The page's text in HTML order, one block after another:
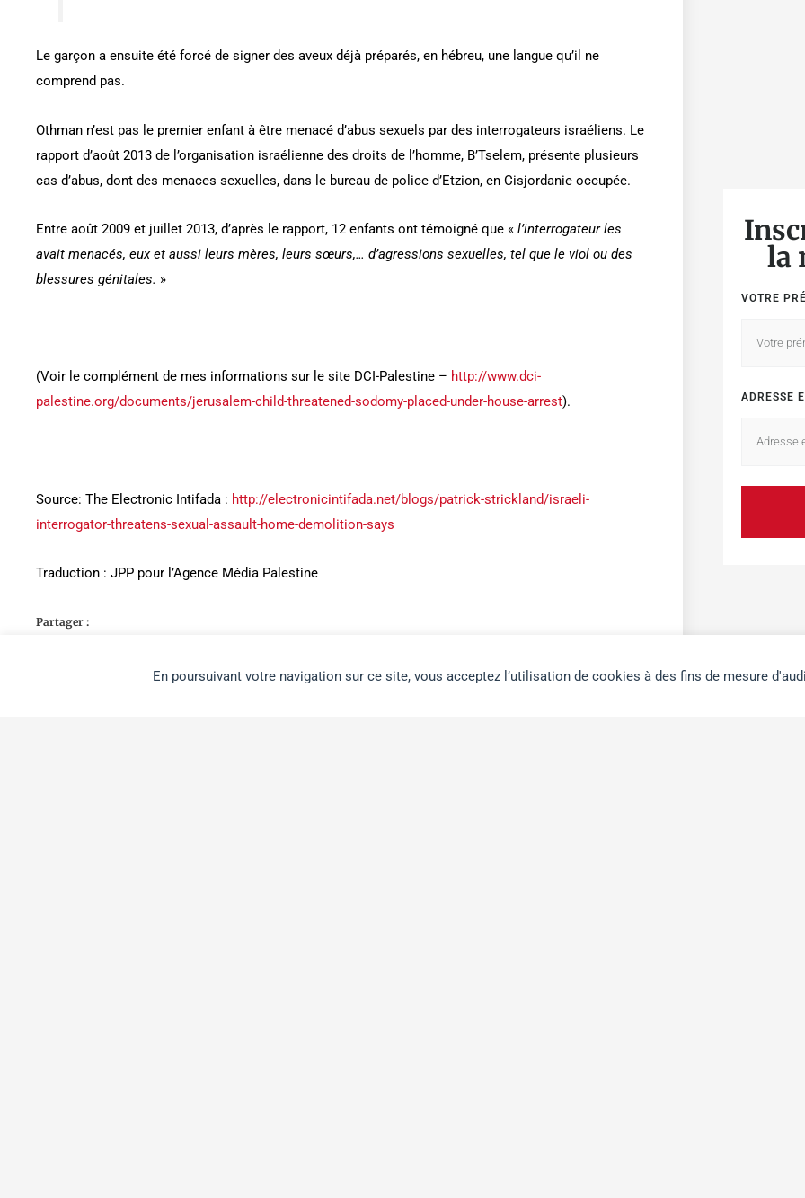
En poursuivant votre navigation sur ce site, vous acceptez l’utilisation de cookies à des fins de mesure
Le garçon a ensuite été forcé de signer des aveux déjà préparés, en hébreu, une langue qu’il ne
comprend pas.
Othman n’est pas le premier enfant à être menacé d’abus sexuels par des interrogateurs israéliens. Le
rapport d’août 2013 de l’organisation israélienne des droits de l’homme, B’Tselem, présente plusieurs
cas d’abus, dont des menaces sexuelles, dans le bureau de police d’Etzion, en Cisjordanie occupée.
Entre août 2009 et juillet 2013, d’après le rapport, 12 enfants ont témoigné que « l’interrogateur les
avait menacés, eux et aussi leurs mères, leurs sœurs,… d’agressions sexuelles, tel que le viol ou des
blessures génitales. »
(Voir le complément de mes informations sur le site DCI-Palestine – http://www.dci-
palestine.org/documents/jerusalem-child-threatened-sodomy-placed-under-house-arrest).
Source: The Electronic Intifada : http://electronicintifada.net/blogs/patrick-strickland/israeli-
interrogator-threatens-sexual-assault-home-demolition-says
Traduction : JPP pour l’Agence Média Palestine
Partager :
la
VOTRE
ADRESSE